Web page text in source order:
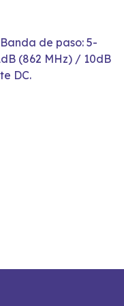
de paso: 5-
(862 MHz) / 10dB
DC.